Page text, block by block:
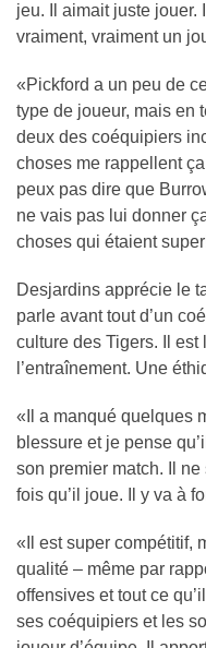
jeu. Il aimait juste jouer.
vraiment, vraiment un
«Pickford a un peu de
type de joueur, mais en
deux des coéquipiers
choses me rappellent
peux pas dire que
ne vais pas lui donner
choses qui étaient
Desjardins apprécie le
parle avant tout d’un
culture des Tigers. Il est
l’entraînement. Une
«Il a manqué quelques
blessure et je pense
son premier match. Il
fois qu’il joue. Il y va à
«Il est super compétitif,
qualité – même par
offensives et tout ce
ses coéquipiers et les